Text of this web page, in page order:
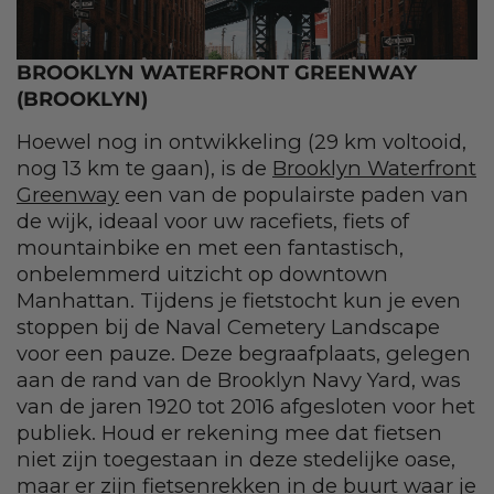
BROOKLYN WATERFRONT GREENWAY
(BROOKLYN)
Hoewel nog in ontwikkeling (29 km voltooid,
nog 13 km te gaan), is de Brooklyn Waterfront
Greenway een van de populairste paden van
de wijk, ideaal voor uw racefiets, fiets of
mountainbike en met een fantastisch,
onbelemmerd uitzicht op downtown
Manhattan. Tijdens je fietstocht kun je even
stoppen bij de Naval Cemetery Landscape
voor een pauze. Deze begraafplaats, gelegen
aan de rand van de Brooklyn Navy Yard, was
van de jaren 1920 tot 2016 afgesloten voor het
publiek. Houd er rekening mee dat fietsen
niet zijn toegestaan in deze stedelijke oase,
maar er zijn fietsenrekken in de buurt waar je